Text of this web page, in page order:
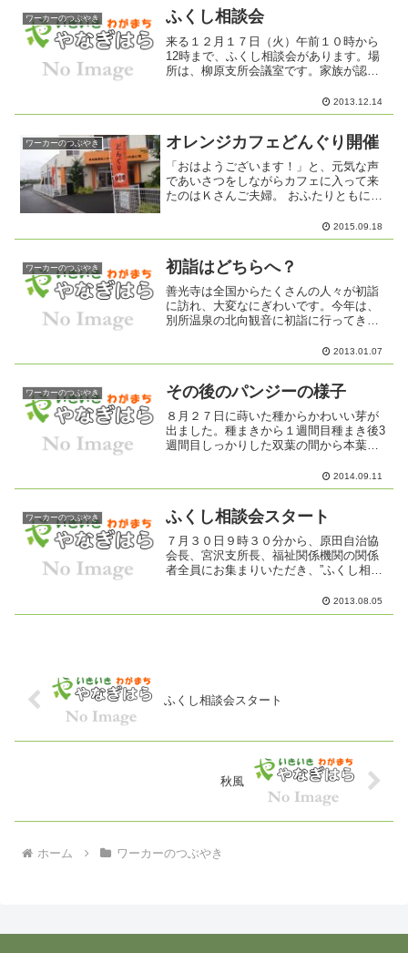
きました。そして、「...
ワーカーのつぶやき ふくし相談会
来る１２月１７日（火）午前１０時から
12時まで、ふくし相談会があります。場
所は、柳原支所会議室です。家族が認知
言動に不安に思うことがありましたら 遠
慮なくご相談ください。介護をもっと楽
2013.12.14
ワーカーのつぶやき オレンジカフェどんぐり開催
「おはようございます！」と、元気な声
であいさつをしながらカフェに入って来
たのはＫさんご夫婦。 おふたりともにこ
れます。朝から雨の中、みなさんつぎつ
ぎと「オレンジカフェどんぐり」に入っ
2015.09.18
ワーカーのつぶやき 初詣はどちらへ？
善光寺は全国からたくさんの人々が初詣
に訪れ、大変なにぎわいです。今年は、
別所温泉の北向観音に初詣に行ってきま
のあと、あの人混みの中家族が迷子にな
ってしまいました。その後無事見つかり
2013.01.07
ワーカーのつぶやき その後のパンジーの様子
８月２７日に蒔いた種からかわいい芽が
出ました。種まきから１週間目種まき後3
週間目しっかりした双葉の間から本葉が
2014.09.11
ワーカーのつぶやき ふくし相談会スタート
７月３０日９時３０分から、原田自治協
会長、宮沢支所長、福祉関係機関の関係
者全員にお集まりいただき、”ふくし相談
くし相談会”がスタートした。ワクワクド
キドキする瞬間であった。初日は相談者
2013.08.05
ふくし相談会スタート
秋風
ホーム ワーカーのつぶやき